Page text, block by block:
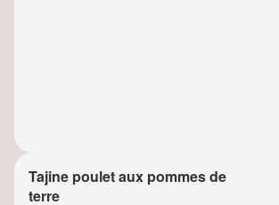
Tajine poulet aux pommes de
terre